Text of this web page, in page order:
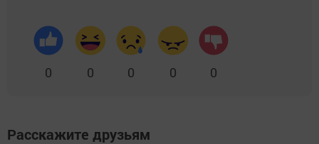
0 0 0 0 0
Расскажите друзьям